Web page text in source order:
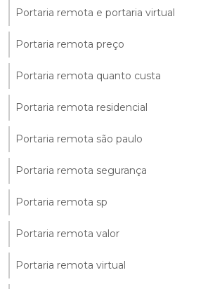
Portaria remota e portaria virtual
Portaria remota preço
Portaria remota quanto custa
Portaria remota residencial
Portaria remota são paulo
Portaria remota segurança
Portaria remota sp
Portaria remota valor
Portaria remota virtual